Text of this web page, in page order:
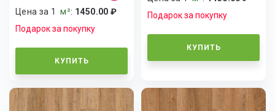
Цена за 1м²: 1450.00 ₽
Подарок за покупку
КУПИТЬ
Подарок за покупку
КУПИТЬ